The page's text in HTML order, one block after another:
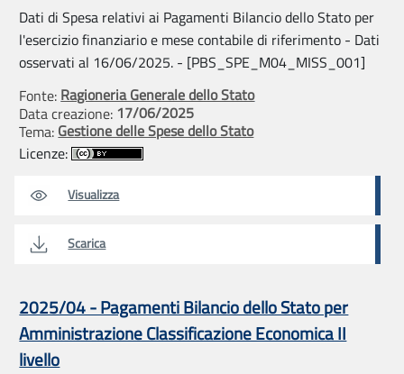
Dati di Spesa relativi ai Pagamenti Bilancio dello Stato per
l'esercizio finanziario e mese contabile di riferimento - Dati
osservati al 16/06/2025. - [PBS_SPE_M04_MISS_001]
Fonte: Ragioneria Generale dello Stato
Data creazione: 17/06/2025
Tema: Gestione delle Spese dello Stato
Licenze:
Visualizza
Scarica
2025/04 - Pagamenti Bilancio dello Stato per
Amministrazione Classificazione Economica II
livello